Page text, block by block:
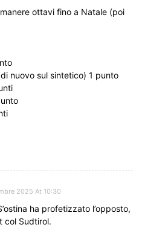
ottavi fino a Natale (poi
nuovo sul sintetico) 1 punto
2025 At 10:30
ha profetizzato l’opposto,
col Sudtirol.